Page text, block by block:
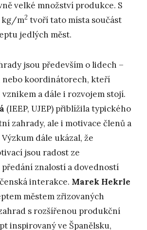
velké množství produkce. S
kg/m2 tvoří tato místa součást
jedlých měst.
jsou především o lidech –
nebo koordinátorech, kteří
a dále i rozvojem stojí.
(IEEP, UJEP) přiblížila typického
zahrady, ale i motivace členů a
dále ukázal, že
jsou radost ze
znalostí a dovedností
interakce. Marek Hekrle
městem zřizovaných
s rozšířenou produkční
inspirovaný ve Španělsku,